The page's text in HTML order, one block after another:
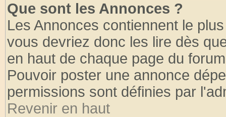
Que sont les Annonces ?
Les Annonces contiennent le
vous devriez donc les lire dès
en haut de chaque page du
Pouvoir poster une annonce
permissions sont définies par
Revenir en haut